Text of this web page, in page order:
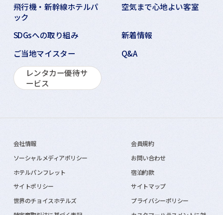
飛行機・新幹線ホテルパ
ック
空気まで心地よい客室
SDGsへの取り組み
新着情報
ご当地マイスター
Q&A
レンタカー優待サ
ービス
会社情報
会員規約
ソーシャルメディアポリシー
お問い合わせ
ホテルパンフレット
宿泊約款
サイトポリシー
サイトマップ
世界のチョイスホテルズ
プライバシーポリシー